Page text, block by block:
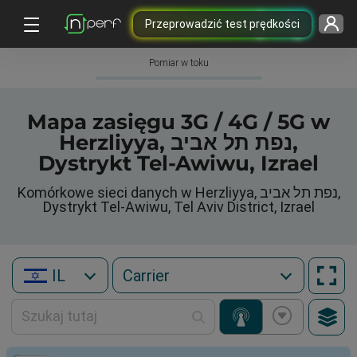
Przeprowadzić test prędkości
Pomiar w toku
Mapa zasięgu 3G / 4G / 5G w
Herzliyya, נפת תל אביב,
Dystrykt Tel-Awiwu, Izrael
Komórkowe sieci danych w Herzliyya, נפת תל אביב,
Dystrykt Tel-Awiwu, Tel Aviv District, Izrael
IL